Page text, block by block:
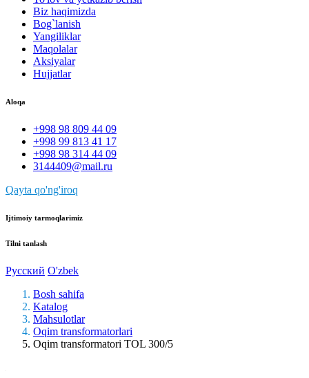
Biz haqimizda
Bog`lanish
Yangiliklar
Maqolalar
Aksiyalar
Hujjatlar
Aloqa
+998 98 809 44 09
+998 99 813 41 17
+998 98 314 44 09
3144409@mail.ru
Qayta qo'ng'iroq
Ijtimoiy tarmoqlarimiz
Tilni tanlash
Русский O'zbek
Bosh sahifa
Katalog
Mahsulotlar
Oqim transformatorlari
Oqim transformatori TOL 300/5